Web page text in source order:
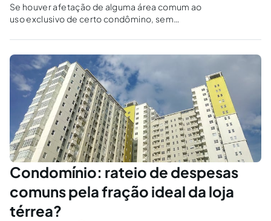
Se houver afetação de alguma área comum ao
uso exclusivo de certo condômino, sem
o tempo, a usucapião?
Condomínio: rateio de despesas
comuns pela fração ideal da loja
térrea?